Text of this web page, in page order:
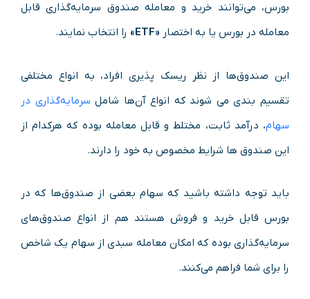
بورس، می‌توانند خرید و معامله صندوق سرمایه‌گذاری قابل
معامله در بورس یا به اختصار «ETF» را انتخاب نمایند.
این صندوق‌ها از نظر ریسک پذیری افراد، به انواع مختلفی
تقسیم بندی می شوند که انواع آن‌ها شامل سرمایه‌گذاری در
سهام، درآمد ثابت، مختلط و قابل معامله بوده که هرکدام از
این صندوق ها شرایط مخصوص به خود را دارند.
باید توجه داشته باشید که سهام بعضی از صندوق‌ها که در
بورس قابل خرید و فروش هستند هم از انواع صندوق­‌های
سرمایه‌گذاری بوده که امکان معامله سبدی از سهام یک شاخص
را برای شما فراهم می­‌کنند.